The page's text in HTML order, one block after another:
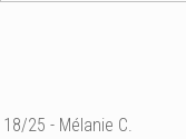
18/25 - Mélanie C.